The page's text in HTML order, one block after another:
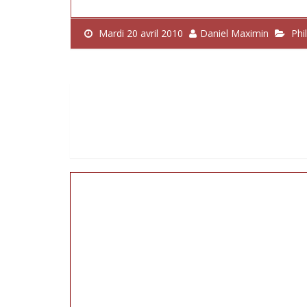
Mardi 20 avril 2010 Daniel Maximin